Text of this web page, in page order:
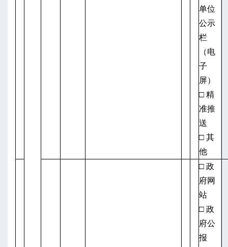
单位
公示
栏
（电
子
屏）
□ 精
准推
送
□ 其
他
□ 政
府网
站
□ 政
府公
报